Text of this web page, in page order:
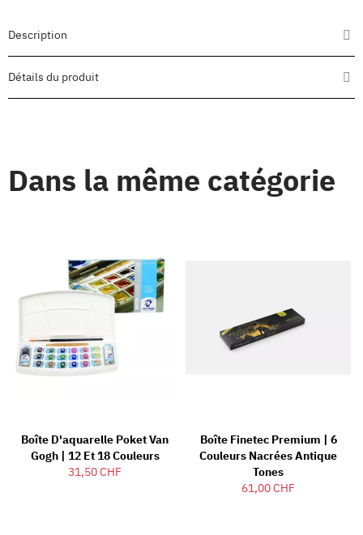
Description
Détails du produit
Dans la même catégorie
Boîte D'aquarelle Poket Van
Gogh | 12 Et 18 Couleurs
31,50 CHF
Boîte Finetec Premium | 6
Couleurs Nacrées Antique
Tones
61,00 CHF